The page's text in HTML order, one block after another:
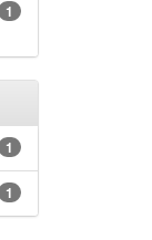
1
1
1